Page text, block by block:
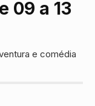
09 a 13
e comédia